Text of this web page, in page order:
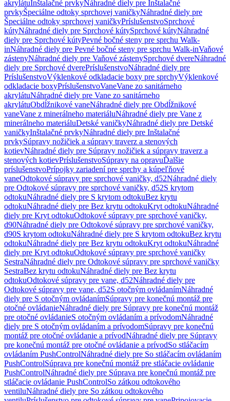
akrylátuInštalačné prvkyNáhradné diely pre Inštalačné
prvkyŠpeciálne odtoky sprchovej vaničkyNáhradné diely pre
Špeciálne odtoky sprchovej vaničkyPríslušenstvoSprchové
kútyNáhradné diely pre Sprchové kútySprchové kútyNáhradné
diely pre Sprchové kútyPevné bočné steny pre sprchu Walk-
inNáhradné diely pre Pevné bočné steny pre sprchu Walk-inVaňové
zástenyNáhradné diely pre Vaňové zástenySprchové dvereNáhradné
diely pre Sprchové dverePríslušenstvoNáhradné diely pre
PríslušenstvoVýklenkové odkladacie boxy pre sprchyVýklenkové
odkladacie boxyPríslušenstvoVaneVane zo sanitárneho
akrylátuNáhradné diely pre Vane zo sanitárneho
akrylátuObdĺžnikové vaneNáhradné diely pre Obdĺžnikové
vaneVane z minerálneho materiáluNáhradné diely pre Vane z
minerálneho materiáluDetské vaničkyNáhradné diely pre Detské
vaničkyInštalačné prvkyNáhradné diely pre Inštalačné
prvkySúpravy nožičiek a súpravy traverz a stenových
kotievNáhradné diely pre Súpravy nožičiek a súpravy traverz a
stenových kotievPríslušenstvoSúpravy na opravuĎalšie
príslušenstvoPrípojky zariadení pre sprchy a kúpeľňové
vaneOdtokové súpravy pre sprchové vaničky, d52Náhradné diely
pre Odtokové súpravy pre sprchové vaničky, d52S krytom
odtokuNáhradné diely pre S krytom odtokuBez krytu
odtokuNáhradné diely pre Bez krytu odtokuKryt odtokuNáhradné
diely pre Kryt odtokuOdtokové súpravy pre sprchové vaničky,
d90Náhradné diely pre Odtokové súpravy pre sprchové vaničky,
d90S krytom odtokuNáhradné diely pre S krytom odtokuBez krytu
odtokuNáhradné diely pre Bez krytu odtokuKryt odtokuNáhradné
diely pre Kryt odtokuOdtokové súpravy pre sprchové vaničky
SestraNáhradné diely pre Odtokové súpravy pre sprchové vaničky
SestraBez krytu odtokuNáhradné diely pre Bez krytu
odtokuOdtokové súpravy pre vane, d52Náhradné diely pre
Odtokové súpravy pre vane, d52S otočným ovládanímNáhradné
diely pre S otočným ovládanímSúpravy pre konečnú montáž pre
otočné ovládanieNáhradné diely pre Súpravy pre konečnú montáž
pre otočné ovládanieS otočným ovládaním a prívodomNáhradné
diely pre S otočným ovládaním a prívodomSúpravy pre konečnú
montáž pre otočné ovládanie a prívodNáhradné diely pre Súpravy
pre konečnú montáž pre otočné ovládanie a prívodSo stláčacím
ovládaním PushControlNáhradné diely pre So stláčacím ovládaním
PushControlSúprava pre konečnú montáž pre stláčacie ovládanie
PushControlNáhradné diely pre Súprava pre konečnú montáž pre
stláčacie ovládanie PushControlSo zátkou odtokového
ventiluNáhradné diely pre So zátkou odtokového